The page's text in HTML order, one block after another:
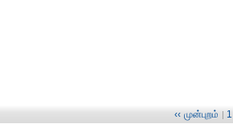
‹‹ முன்புறம் | 1